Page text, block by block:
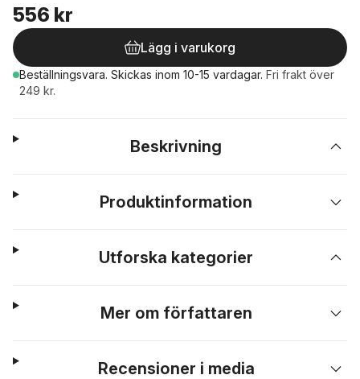
556 kr
Lägg i varukorg
Beställningsvara. Skickas inom 10-15 vardagar. Fri frakt över
249 kr.
Beskrivning
Produktinformation
Utforska kategorier
Mer om författaren
Recensioner i media